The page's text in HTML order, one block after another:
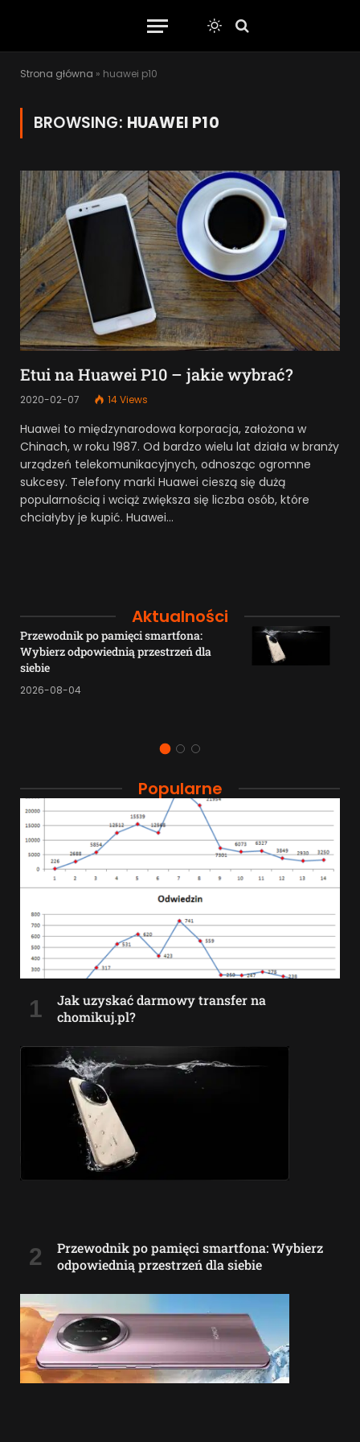
Strona główna » huawei p10
BROWSING: HUAWEI P10
Etui na Huawei P10 – jakie wybrać?
2020-02-07 14Views
Huawei to międzynarodowa korporacja, założona w
Chinach, w roku 1987. Od bardzo wielu lat działa w branży
urządzeń telekomunikacyjnych, odnosząc ogromne
sukcesy. Telefony marki Huawei cieszą się dużą
popularnością i wciąż zwiększa się liczba osób, które
chciałyby je kupić. Huawei…
Aktualności
Przewodnik po pamięci smartfona:
Wybierz odpowiednią przestrzeń dla
siebie
2026-08-04
Popularne
Jak uzyskać darmowy transfer na
chomikuj.pl?
Przewodnik po pamięci smartfona: Wybierz
odpowiednią przestrzeń dla siebie